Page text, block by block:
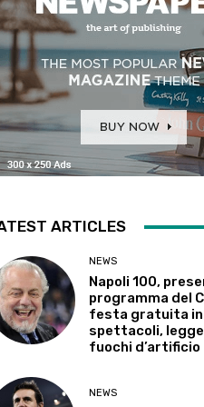
ARTICLES
NEWS
Napoli 100,
programma del
festa gratuita
spettacoli,
fuochi d’artificio
NEWS